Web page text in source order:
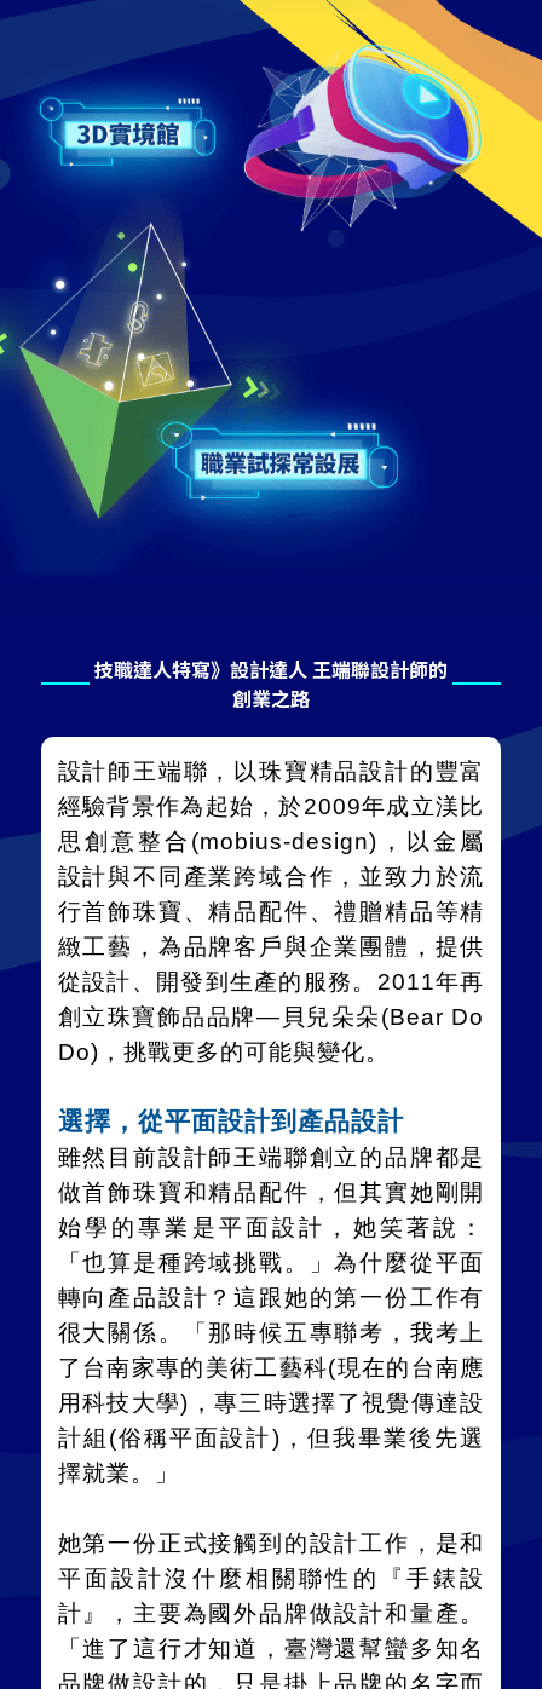
技職達人特寫》設計達人 王端聯設計師的
創業之路
設計師王端聯，以珠寶精品設計的豐富
經驗背景作為起始，於2009年成立渼比
思創意整合 (mobius-design) ，以金屬
設計與不同產業跨域合作，並致力於流
行首飾珠寶、精品配件、禮贈精品等精
緻工藝，為品牌客戶與企業團體，提供
從設計、開發到生產的服務。 2011年再
創立珠寶飾品品牌— 貝兒朵朵(Bear Do
Do) ，挑戰更多的可能與變化。
選擇，從平面設計到產品設計
雖然目前設計師王端聯創立的品牌都是
做首飾珠寶和精品配件，但其實她剛開
始學的專業是平面設計，她笑著說：
「也算是種跨域挑戰。」為什麼從平面
轉向產品設計？這跟她的第一份工作有
很大關係。「那時候五專聯考，我考上
了台南家專的美術工藝科(現在的台南應
用科技大學) ，專三時選擇了視覺傳達設
計組 (俗稱平面設計) ，但我畢業後先選
擇就業。」
她第一份正式接觸到的設計工作，是和
平面設計沒什麼相關聯性的『手錶設
計』，主要為國外品牌做設計和量產。
「進了這行才知道，臺灣還幫蠻多知名
品牌做設計的，只是掛上品牌的名字而